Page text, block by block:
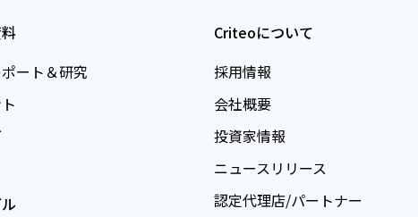
ート＆研究
Criteoについて
採用情報
会社概要
投資家情報
ニュースリリース
認定代理店/パートナー